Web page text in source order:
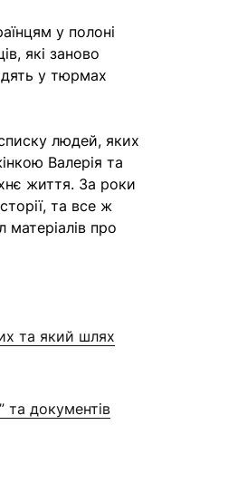
у полоні
які заново
у тюрмах
людей, яких
Валерія та
життя. За роки
та все ж
про
та який шлях
та документів